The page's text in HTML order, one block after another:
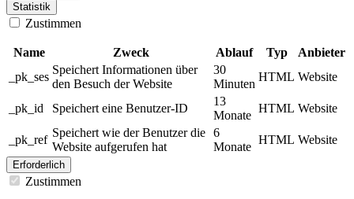
Statistik
Zustimmen
Name Zweck Ablauf Typ
Anbieter
_pk_ses
Speichert Informationen über
den Besuch der Website
30
Minuten
HTML Website
_pk_id Speichert eine Benutzer-ID
13
Monate
HTML Website
_pk_ref
Speichert wie der Benutzer die
Website aufgerufen hat
6
Monate
HTML Website
Erforderlich
Zustimmen